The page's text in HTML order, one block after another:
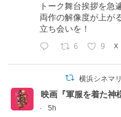
トーク舞台挨拶を急
両作の解像度が上が
立ち会いを！
6 9 X
横浜シネマ
映画『軍服を着た神
·
5h